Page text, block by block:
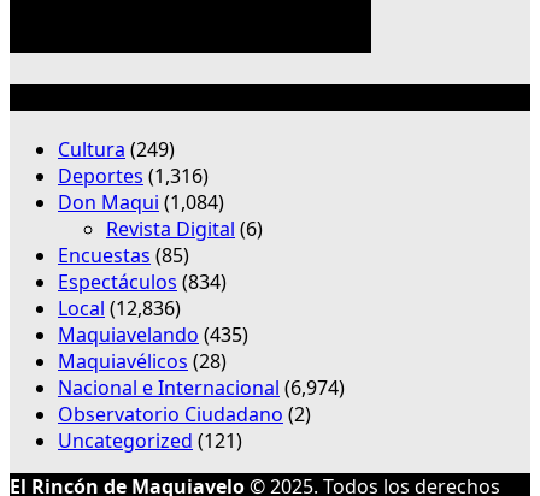
Cultura (249)
Deportes (1,316)
Don Maqui (1,084)
Revista Digital (6)
Encuestas (85)
Espectáculos (834)
Local (12,836)
Maquiavelando (435)
Maquiavélicos (28)
Nacional e Internacional (6,974)
Observatorio Ciudadano (2)
Uncategorized (121)
El Rincón de Maquiavelo© 2025. Todos los derechos